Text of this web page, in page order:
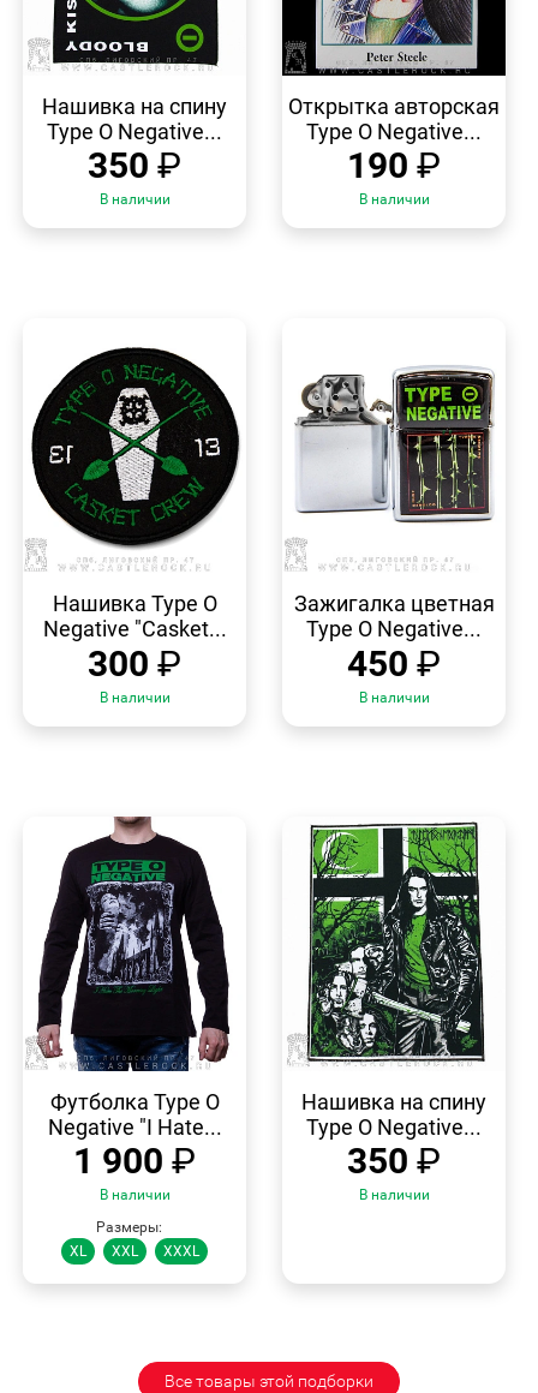
Нашивка на спину
Type O Negative...
350 ₽
В наличии
Открытка авторская
Type O Negative...
190 ₽
В наличии
ПРОСМОТР
Нашивка Type O
Negative "Casket...
300 ₽
В наличии
ПРОСМОТР
Зажигалка цветная
Type O Negative...
450 ₽
В наличии
ПРОСМОТР
Футболка Type O
Negative "I Hate...
1 900 ₽
В наличии
Размеры:
XL
XXL XXXL
ПРОСМОТР
Нашивка на спину
Type O Negative...
350 ₽
В наличии
Все товары этой подборки